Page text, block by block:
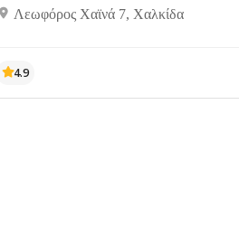
Λεωφόρος Χαϊνά 7, Χαλκίδα